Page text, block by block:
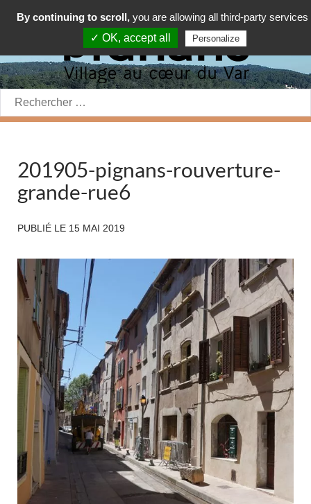
Rechercher:
201905-pignans-rouverture-
grande-rue6
PUBLIÉ LE 15 MAI 2019
By continuing to scroll, you are allowing all third-party services
✓ OK, accept all
Personalize